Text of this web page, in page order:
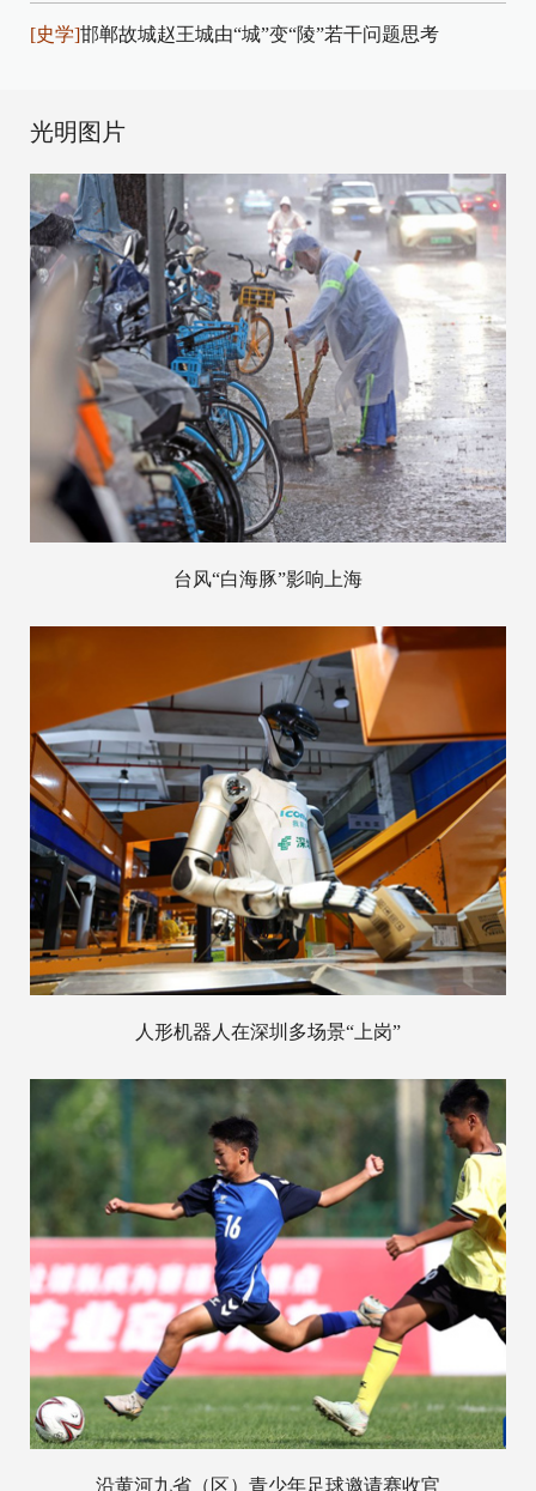
[史学]邯郸故城赵王城由“城”变“陵”若干问题思考
光明图片
台风“白海豚”影响上海
人形机器人在深圳多场景“上岗”
沿黄河九省（区）青少年足球邀请赛收官